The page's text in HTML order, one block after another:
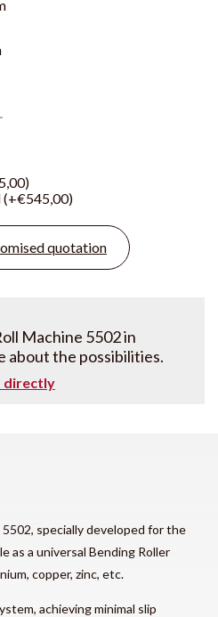
(+€545,00)
quotation
Machine 5502 in
about the possibilities.
directly
specially developed for the
as a universal Bending Roller
copper, zinc, etc.
achieving minimal slip